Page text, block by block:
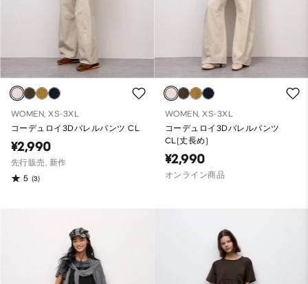
WOMEN, XS-3XL
コーデュロイ3Dバレルパンツ CL
¥2,990
先行販売, 新作
5 (3)
WOMEN, XS-3XL
コーデュロイ3Dバレルパンツ
CL(丈長め)
¥2,990
オンライン商品